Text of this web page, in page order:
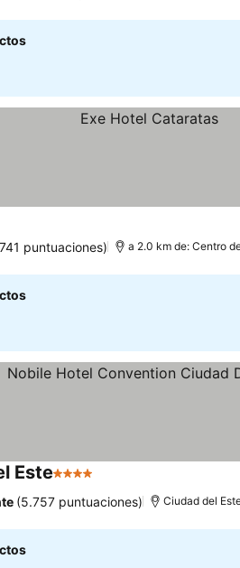
puntuaciones) a 2.0 km de: Centro
Este4 Estrellas
(5.757 puntuaciones) Ciudad del